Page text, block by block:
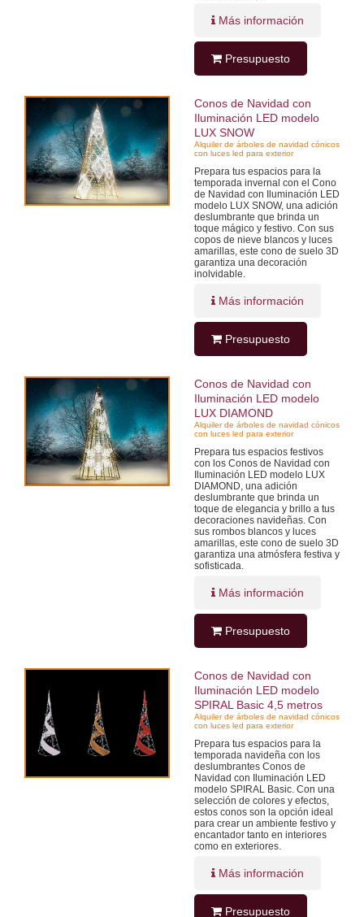
Más información
Presupuesto
Conos de Navidad con
Iluminación LED modelo
LUX SNOW
Alquiler de árboles de navidad cónicos
con luces led para exterior
Prepara tus espacios para la
temporada invernal con el Cono
de Navidad con Iluminación LED
modelo LUX SNOW, una adición
deslumbrante que brinda un
toque mágico y festivo. Con sus
copos de nieve blancos y luces
amarillas, este cono de suelo 3D
garantiza una decoración
inolvidable.
Más información
Presupuesto
Conos de Navidad con
Iluminación LED modelo
LUX DIAMOND
Alquiler de árboles de navidad cónicos
con luces led para exterior
Prepara tus espacios festivos
con los Conos de Navidad con
Iluminación LED modelo LUX
DIAMOND, una adición
deslumbrante que brinda un
toque de elegancia y brillo a tus
decoraciones navideñas. Con
sus rombos blancos y luces
amarillas, este cono de suelo 3D
garantiza una atmósfera festiva y
sofisticada.
Más información
Presupuesto
Conos de Navidad con
Iluminación LED modelo
SPIRAL Basic 4,5 metros
Alquiler de árboles de navidad cónicos
con luces led para exterior
Prepara tus espacios para la
temporada navideña con los
deslumbrantes Conos de
Navidad con Iluminación LED
modelo SPIRAL Basic. Con una
selección de colores y efectos,
estos conos son la opción ideal
para crear un ambiente festivo y
encantador tanto en interiores
como en exteriores.
Más información
Presupuesto